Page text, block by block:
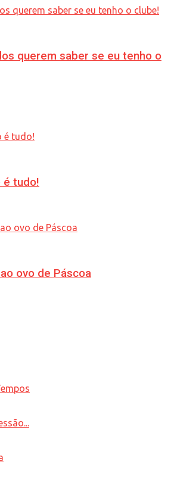
querem saber se eu tenho o
é tudo!
ovo de Páscoa